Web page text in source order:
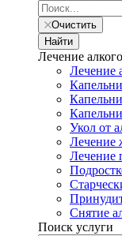
Очистить
Найти
Лечение
Лечение
Укол от
Лечение
Лечение
Снятие
Поиск услуги